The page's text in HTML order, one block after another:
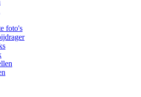
foto's